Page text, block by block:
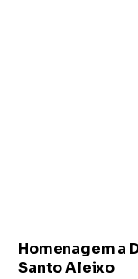
Homenagem a
Santo Aleixo